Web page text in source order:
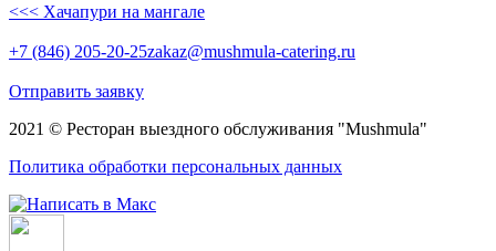
<<< Хачапури на мангале
+7 (846) 205-20-25zakaz@mushmula-catering.ru
Отправить заявку
2021 © Ресторан выездного обслуживания "Mushmula"
Политика обработки персональных данных